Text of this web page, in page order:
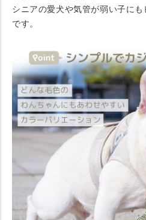
シニアの愛犬や気管が弱い子に
です。